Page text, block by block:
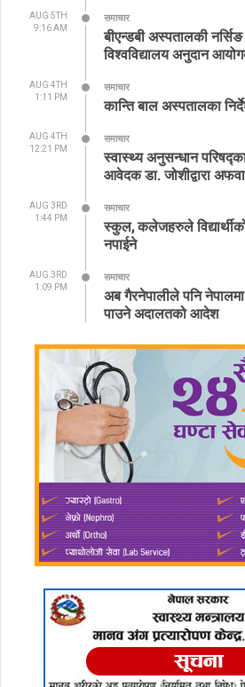
AUG 5TH
9:16 AM
समाचार
बीएन्डबी अस्पतालकी नर्सिङ
विश्वविद्यालय अनुदान
AUG 4TH
1:11 PM
समाचार
कान्ति बाल अस्पतालका
AUG 4TH
12:21 PM
समाचार
स्वास्थ्य अनुसन्धान
आवेदक डा. जोशीद्वारा
AUG 3RD
1:44 PM
समाचार
स्कुल, कलेजहरुले
नपाईने
AUG 3RD
1:09 PM
समाचार
अब गैरनेपालीले पनि नेपालमा
पाउने अदालतको आदेश